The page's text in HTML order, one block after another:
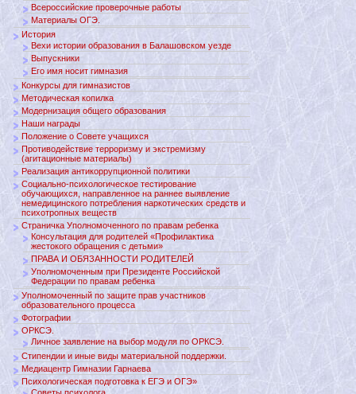
Всероссийские проверочные работы
Материалы ОГЭ.
История
Вехи истории образования в Балашовском уезде
Выпускники
Его имя носит гимназия
Конкурсы для гимназистов
Методическая копилка
Модернизация общего образования
Наши награды
Положение о Совете учащихся
Противодействие терроризму и экстремизму
(агитационные материалы)
Реализация антикоррупционной политики
Социально-психологическое тестирование
обучающихся, направленное на раннее выявление
немедицинского потребления наркотических средств и
психотропных веществ
Страничка Уполномоченного по правам ребенка
Консультация для родителей «Профилактика
жестокого обращения с детьми»
ПРАВА И ОБЯЗАННОСТИ РОДИТЕЛЕЙ
Уполномоченным при Президенте Российской
Федерации по правам ребенка
Уполномоченный по защите прав участников
образовательного процесса
Фотографии
ОРКСЭ.
Личное заявление на выбор модуля по ОРКСЭ.
Стипендии и иные виды материальной поддержки.
Медиацентр Гимназии Гарнаева
Психологическая подготовка к ЕГЭ и ОГЭ»
Советы психолога